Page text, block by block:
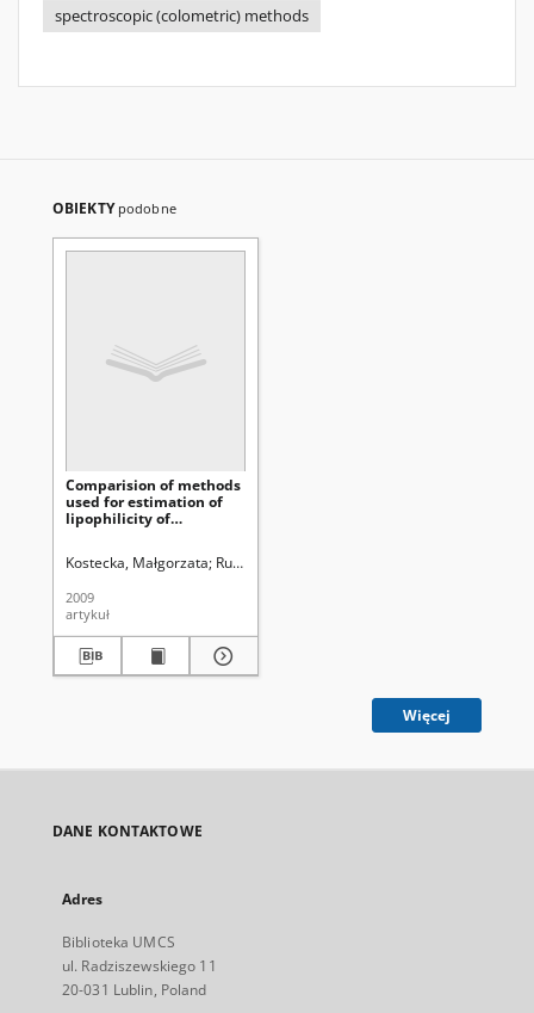
spectroscopic (colometric) methods
OBIEKTY podobne
Comparision of methods
used for estimation of
lipophilicity of
Kostecka, Małgorzata Rudziński, Władysław. Red.
2009
artykuł
Więcej
DANE KONTAKTOWE
Adres
Biblioteka UMCS
ul. Radziszewskiego 11
20-031 Lublin, Poland